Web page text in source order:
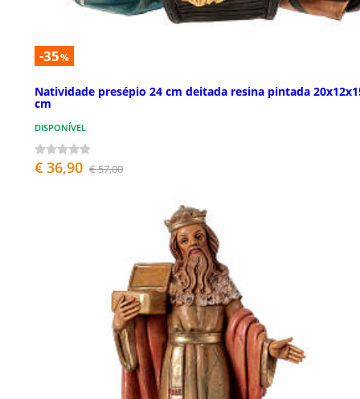
-35%
Natividade presépio 24 cm deitada resina pintada
cm
DISPONÍVEL
€ 36,90 € 57,00